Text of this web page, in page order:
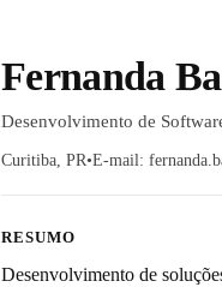
Fernanda
Desenvolvimento de
Curitiba, PR•E-mail:
RESUMO
Desenvolvimento de